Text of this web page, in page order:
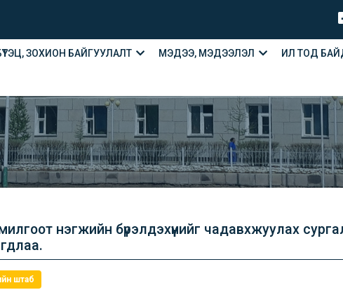
ЗОХИОН БАЙГУУЛАЛТ МЭДЭЭ, МЭДЭЭЛЭЛ ИЛ ТОД
нэгжийн бүрэлдэхүүнийг чадавхжуулах
штаб